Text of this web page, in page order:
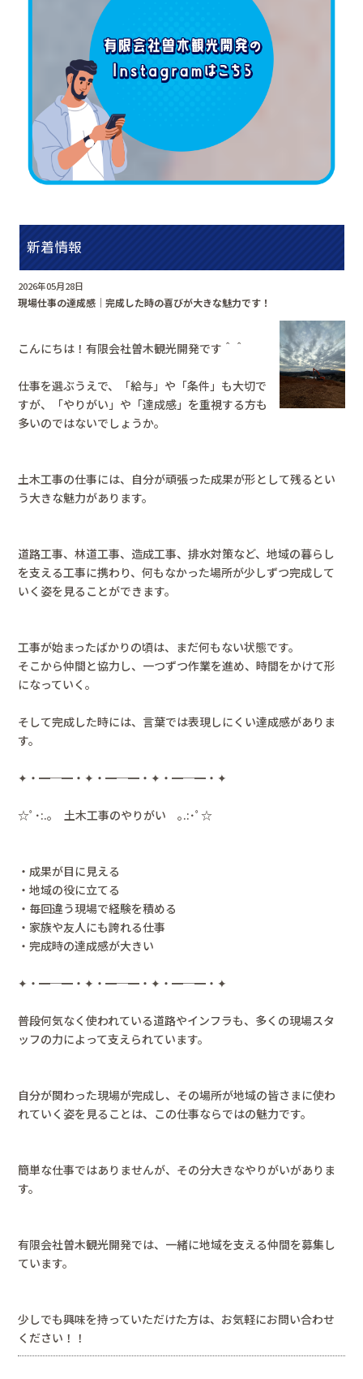
新着情報
2026年05月28日
現場仕事の達成感｜完成した時の喜びが大きな魅力です！
こんにちは！有限会社曽木観光開発です＾＾
仕事を選ぶうえで、「給与」や「条件」も大切で
すが、「やりがい」や「達成感」を重視する方も
多いのではないでしょうか。
土木工事の仕事には、自分が頑張った成果が形として残るとい
う大きな魅力があります。
道路工事、林道工事、造成工事、排水対策など、地域の暮らし
を支える工事に携わり、何もなかった場所が少しずつ完成して
いく姿を見ることができます。
工事が始まったばかりの頃は、まだ何もない状態です。
そこから仲間と協力し、一つずつ作業を進め、時間をかけて形
になっていく。
そして完成した時には、言葉では表現しにくい達成感がありま
す。
✦・━─━・✦・━─━・✦・━─━・✦
☆ﾟ･:.｡ 土木工事のやりがい ｡.:･ﾟ☆
・成果が目に見える
・地域の役に立てる
・毎回違う現場で経験を積める
・家族や友人にも誇れる仕事
・完成時の達成感が大きい
✦・━─━・✦・━─━・✦・━─━・✦
普段何気なく使われている道路やインフラも、多くの現場スタ
ッフの力によって支えられています。
自分が関わった現場が完成し、その場所が地域の皆さまに使わ
れていく姿を見ることは、この仕事ならではの魅力です。
簡単な仕事ではありませんが、その分大きなやりがいがありま
す。
有限会社曽木観光開発では、一緒に地域を支える仲間を募集し
ています。
少しでも興味を持っていただけた方は、お気軽にお問い合わせ
ください！！